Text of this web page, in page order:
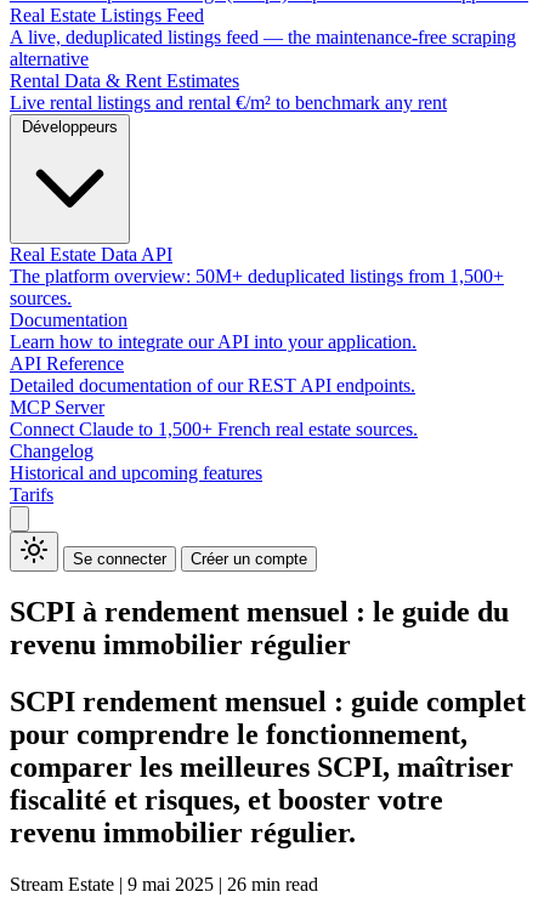
Real Estate Listings Feed
A live, deduplicated listings feed — the maintenance-free scraping
alternative
Rental Data & Rent Estimates
Live rental listings and rental €/m² to benchmark any rent
Développeurs
Real Estate Data API
The platform overview: 50M+ deduplicated listings from 1,500+
sources.
Documentation
Learn how to integrate our API into your application.
API Reference
Detailed documentation of our REST API endpoints.
MCP Server
Connect Claude to 1,500+ French real estate sources.
Changelog
Historical and upcoming features
Tarifs
Se connecter Créer un compte
SCPI à rendement mensuel : le guide du
revenu immobilier régulier
SCPI rendement mensuel : guide complet
pour comprendre le fonctionnement,
comparer les meilleures SCPI, maîtriser
fiscalité et risques, et booster votre
revenu immobilier régulier.
Stream Estate | 9 mai 2025 | 26 min read